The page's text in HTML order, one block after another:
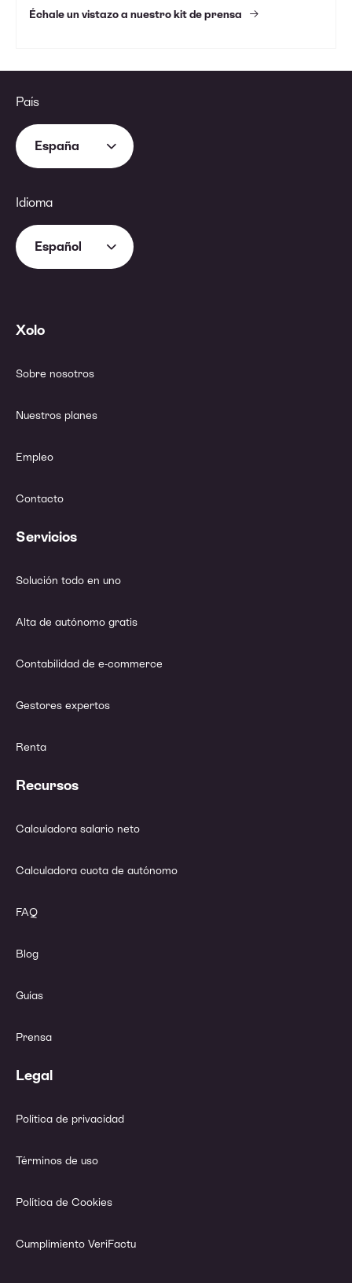
Échale un vistazo a nuestro kit de prensa
País
España
Idioma
Español
Xolo
Sobre nosotros
Nuestros planes
Empleo
Contacto
Servicios
Solución todo en uno
Alta de autónomo gratis
Contabilidad de e-commerce
Gestores expertos
Renta
Recursos
Calculadora salario neto
Calculadora cuota de autónomo
FAQ
Blog
Guías
Prensa
Legal
Política de privacidad
Términos de uso
Política de Cookies
Cumplimiento VeriFactu